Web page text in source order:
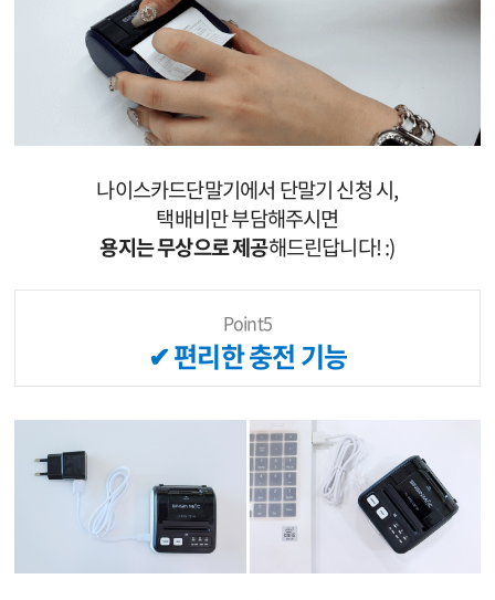
나이스카드단말기에서 단말기 신청 시,
택배비만 부담해주시면
용지는 무상으로 제공해드린답니다! :)
Point5
✔ 편리한 충전 기능